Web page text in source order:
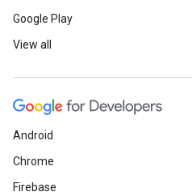
Google Play
View all
Android
Chrome
Firebase